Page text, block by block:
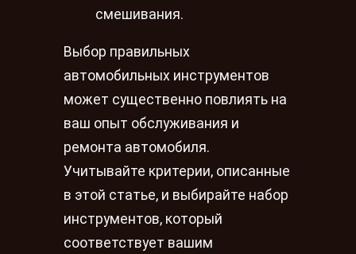
смешивания.
Выбор правильных
автомобильных инструментов
может существенно повлиять на
ваш опыт обслуживания и
ремонта автомобиля.
Учитывайте критерии, описанные
в этой статье, и выбирайте набор
инструментов, который
соответствует вашим